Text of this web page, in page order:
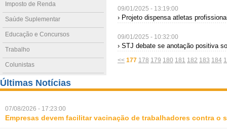
Imposto de Renda
Saúde Suplementar
Educação e Concursos
Trabalho
Colunistas
09/01/2025 - 13:19:00
› Projeto dispensa atletas
09/01/2025 - 10:32:00
› STJ debate se anotação positiva
<< 177 178 179 180 181 182 183 184
Últimas Notícias
07/08/2026 - 17:23:00
Empresas devem facilitar vacinação de trabalhadores contra o